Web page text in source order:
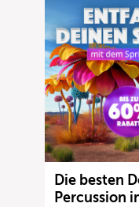
Die besten
Percussion